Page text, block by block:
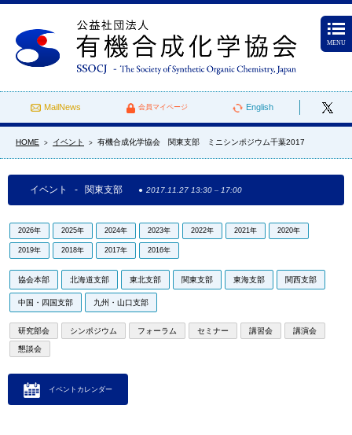
MailNews 会員マイページ English
MENU
HOME > イベント > 有機合成化学協会 関東支部 ミニシンポジウム千葉2017
イベント - 関東支部 2017.11.27 13:30 – 17:00
2026年 2025年 2024年 2023年 2022年 2021年 2020年
2019年 2018年 2017年 2016年
協会本部 北海道支部 東北支部 関東支部 東海支部 関西支部
中国・四国支部 九州・山口支部
研究部会 シンポジウム フォーラム セミナー 講習会 講演会
懇談会
イベントカレンダー